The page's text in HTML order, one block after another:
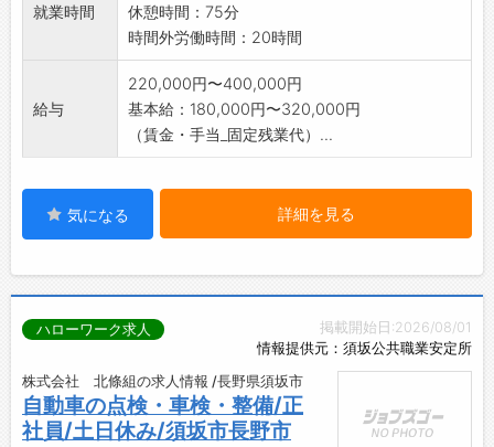
42％、30代が26％、40代が20％、50代が
12％。
・男女比率は6対4であり、年齢や男女問わず、
さまざまなスタッフの方が活躍しています♪
■社内イベントも充実！
・お花見やボーリング大会の他、経営方針発表
・年間イベントの開催数は、その年によって異
なりますが、10回以上開催される年もありま
す。
■2012年入社/整備士（専門職）
入社してから、様々な年齢層の仲間の仕事の仕
方や仕事に対する姿勢などを見て感じて、一つ
の物事に対していろいろな考え方をできるよう
になりました。
■2013年入社/副店長（総合職）
就業時間
休憩時間：75分
時間外労働時間：20時間
給与
220,000円〜400,000円
基本給：180,000円〜320,000円
（賃金・手当_固定残業代）...
気になる 詳細を見る
掲載開始日:2026/08/01
情報提供元：須坂公共職業安定所
ハローワーク求人
株式会社 北條組の求人情報 /長野県須坂市
自動車の点検・車検・整備/正
社員/土日休み/須坂市長野市